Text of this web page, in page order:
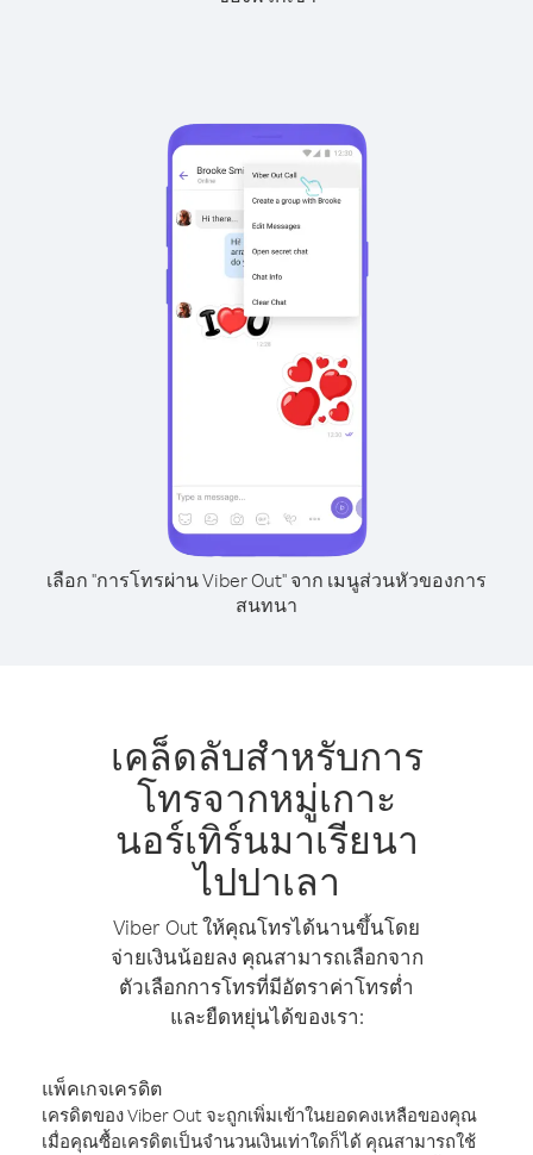
เลือก "การโทรผ่าน Viber Out" จาก เมนูส่วนหัวของการ
สนทนา
เคล็ดลับสำหรับการ
โทรจากหมู่เกาะ
นอร์เทิร์นมาเรียนา
ไปปาเลา
Viber Out ให้คุณโทรได้นานขึ้นโดย
จ่ายเงินน้อยลง คุณสามารถเลือกจาก
ตัวเลือกการโทรที่มีอัตราค่าโทรต่ำ
และยืดหยุ่นได้ของเรา:
แพ็คเกจเครดิต
เครดิตของ Viber Out จะถูกเพิ่มเข้าในยอดคงเหลือของคุณ
เมื่อคุณซื้อเครดิตเป็นจำนวนเงินเท่าใดก็ได้ คุณสามารถใช้